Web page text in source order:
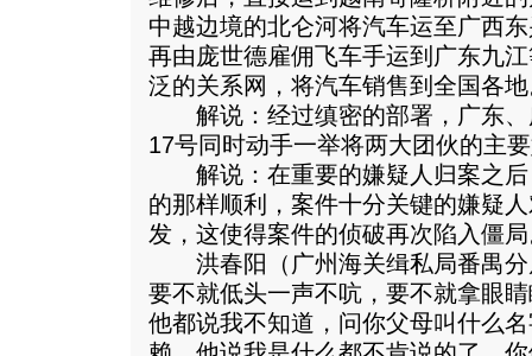
中越边境的北仑河将汽车运至广西
再由庞世德雇佣飞车手运到广东九
泛的关系网，将汽车销售到全国各
解说：经过缜密的部署，广东、
17号同时动手一举将两大团伙的主
解说：在重要的嫌疑人归案之后
的那样顺利，案件十分关键的嫌疑
发，这使得案件的侦破再次陷入僵
洪春阳（广州海关缉私局番禺分
要不就低头一声不吭，要不就拿眼
他都说我不知道，问你父母叫什么